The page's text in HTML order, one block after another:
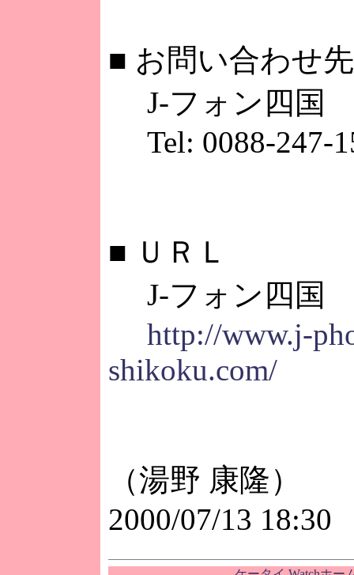
■ お問い合わせ先
J-フォン四国
Tel: 0088-247-
■ ＵＲＬ
J-フォン四国
http://www.j-
shikoku.com/
（湯野 康隆）
2000/07/13 18:30